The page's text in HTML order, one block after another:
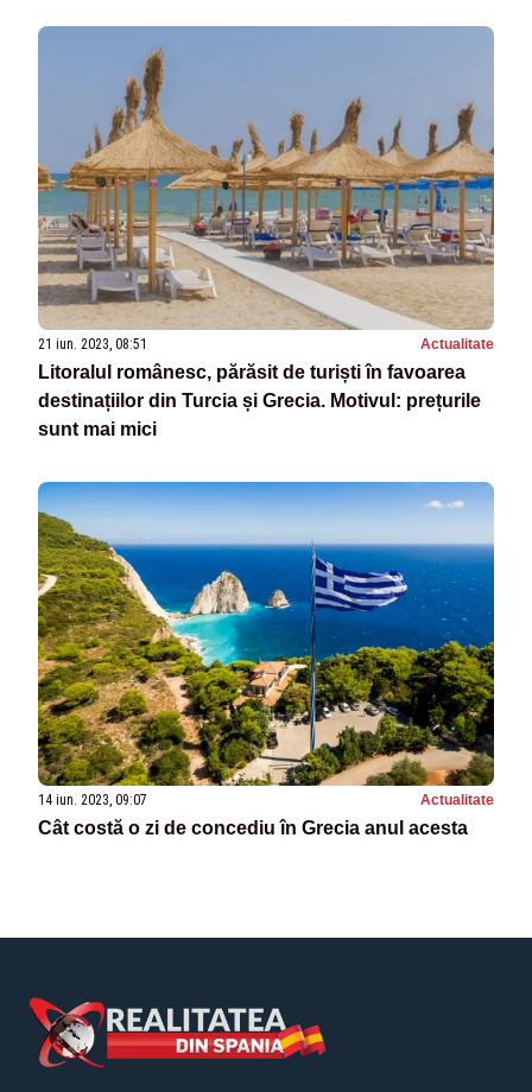
21 iun. 2023, 08:51 Actualitate
Litoralul românesc, părăsit de turiști în favoarea
destinațiilor din Turcia și Grecia. Motivul: prețurile
sunt mai mici
14 iun. 2023, 09:07 Actualitate
Cât costă o zi de concediu în Grecia anul acesta